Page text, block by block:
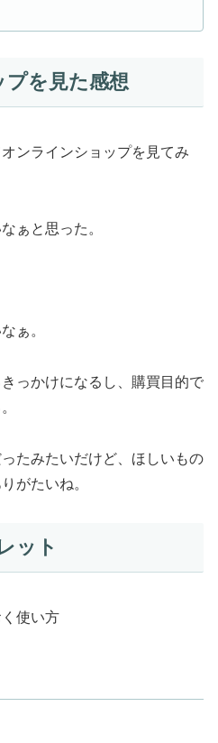
を見た感想
ンラインショップを見てみ
ぁと思った。
ぁ。
っかけになるし、購買目的で
たみたいだけど、ほしいもの
がたいね。
ット
使い方